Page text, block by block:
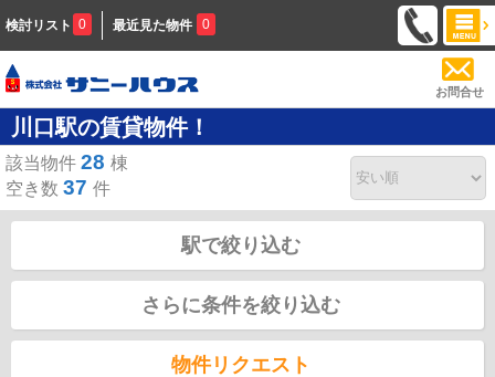
検討リスト 0 最近見た物件 0
お問合せ
川口駅の賃貸物件！
該当物件 28 棟
空き数 37 件
駅で絞り込む
さらに条件を絞り込む
物件リクエスト